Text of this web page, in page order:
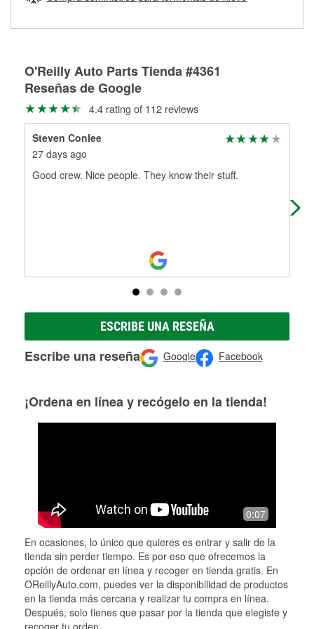
partes de reemplazo correctas para tu reparación.
O'Reilly Auto Parts Tienda #4361
Reseñas de Google
4.4 rating of 112 reviews
Steven Conlee
27 days ago
Good crew. Nice people. They know their stuff.
ESCRIBE UNA RESEÑA
Escribe una reseña Google Facebook
¡Ordena en línea y recógelo en la tienda!
0:07
En ocasiones, lo único que quieres es entrar y salir de la
tienda sin perder tiempo. Es por eso que ofrecemos la
opción de ordenar en línea y recoger en tienda gratis. En
OReillyAuto.com, puedes ver la disponibilidad de productos
en la tienda más cercana y realizar tu compra en línea.
Después, solo tienes que pasar por la tienda que elegiste y
recoger tu orden.